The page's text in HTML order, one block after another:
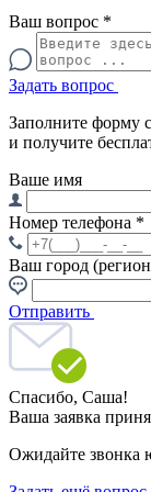
Ваш вопрос *
Задать вопрос
Заполните форму
и получите
Ваше имя
Номер телефона *
Ваш город
Отправить
Спасибо, Саша!
Ваша заявка
Ожидайте звонка